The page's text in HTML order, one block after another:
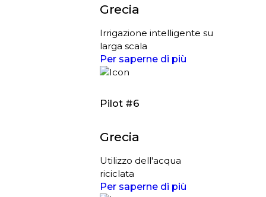
Grecia
Irrigazione intelligente su
larga scala
Per saperne di più
Pilot #6
Grecia
Utilizzo dell'acqua
riciclata
Per saperne di più